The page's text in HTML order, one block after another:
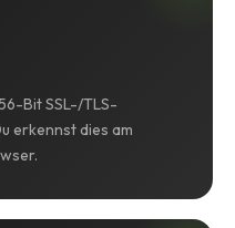
Bit SSL-/TLS-
erkennst dies am